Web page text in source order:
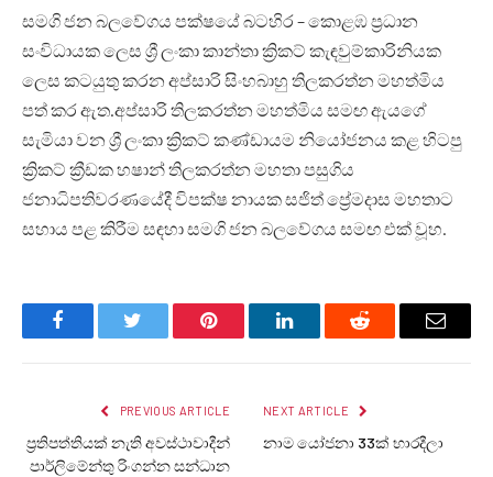
සමගි ජන බලවේගය පක්ෂයේ බටහිර – කොළඹ ප්‍රධාන
සංවිධායක ලෙස ශ්‍රී ලංකා කාන්තා ක්‍රිකට් කැඳවුම්කාරිනියක
ලෙස කටයුතු කරන අප්සාරි සිංහබාහු තිලකරත්න මහත්මිය
පත් කර ඇත.අප්සාරි තිලකරත්න මහත්මිය සමඟ ඇයගේ
සැමියා වන ශ්‍රී ලංකා ක්‍රිකට් කණ්ඩායම නියෝජනය කළ හිටපු
ක්‍රිකට් ක්‍රීඩක හෂාන් තිලකරත්න මහතා පසුගිය
ජනාධිපතිවරණයේදී විපක්ෂ නායක සජිත් ප්‍රේමදාස මහතාට
සහාය පළ කිරීම සඳහා සමගි ජන බලවේගය සමඟ එක් වූහ.
FacebookTwitter Pinterest LinkedInReddit Email
PREVIOUS ARTICLE
ප්‍රතිපත්තියක් නැති අවස්ථාවාදීන්
පාර්ලිමේන්තු රිංගන්න සන්ධාන
NEXT ARTICLE
නාම යෝජනා 33ක් භාරදීලා